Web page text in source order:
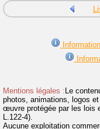
Mentions légales : Le
photos, animations, logos
œuvre protégée par les lois
L.122-4).
Aucune exploitation